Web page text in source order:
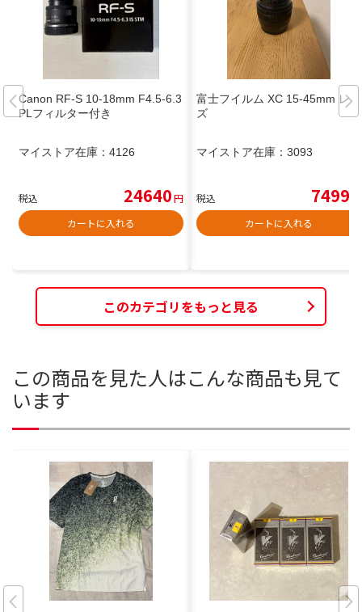
Canon RF-S 10-18mm F4.5-6.3
PLフィルター付き
マイストア在庫： 4126
税込 24640円
カートに入れる
富士フイルム XC 15-45mm レン
ズ
マイストア在庫： 3093
税込 7499
カートに入れる
このカテゴリをもっと見る
この商品を見た人はこんな商品も見て
います